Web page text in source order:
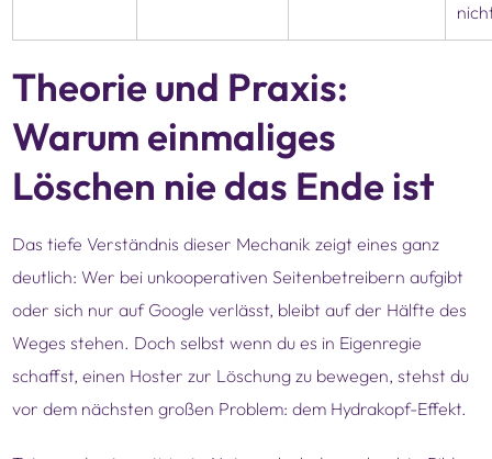
Theorie und Praxis:
Warum einmaliges
Löschen nie das Ende ist
Das tiefe Verständnis dieser Mechanik zeigt eines ganz
deutlich: Wer bei unkooperativen Seitenbetreibern aufgibt
oder sich nur auf Google verlässt, bleibt auf der Hälfte des
Weges stehen. Doch selbst wenn du es in Eigenregie
schaffst, einen Hoster zur Löschung zu bewegen, stehst du
vor dem nächsten großen Problem: dem Hydrakopf-Effekt.